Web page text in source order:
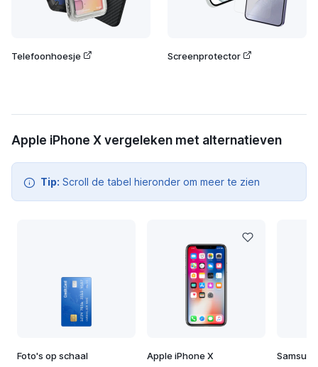
Telefoonhoesje Screenprotector
Apple iPhone X vergeleken met alternatieven
Tip: Scroll de tabel hieronder om meer te zien
Foto's op schaal Apple iPhone X